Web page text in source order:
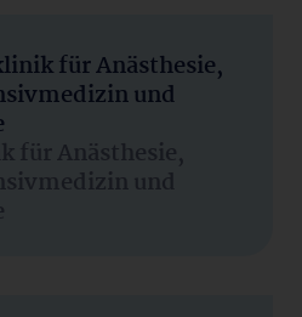
für Anästhesie,
und
für Anästhesie,
und